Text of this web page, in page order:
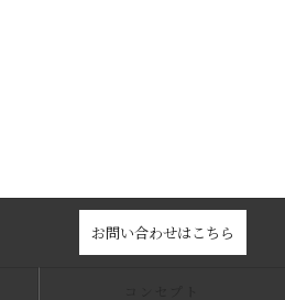
お問い合わせはこちら